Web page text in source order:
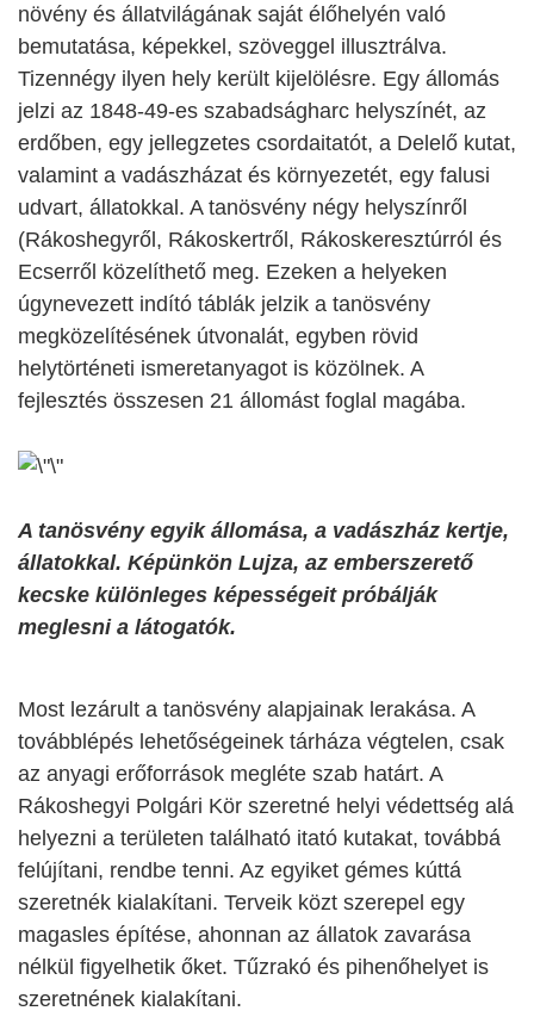
növény és állatvilágának saját élőhelyén való
bemutatása, képekkel, szöveggel illusztrálva.
Tizennégy ilyen hely került kijelölésre. Egy állomás
jelzi az 1848-49-es szabadságharc helyszínét, az
erdőben, egy jellegzetes csordaitatót, a Delelő kutat,
valamint a vadászházat és környezetét, egy falusi
udvart, állatokkal. A tanösvény négy helyszínről
(Rákoshegyről, Rákoskertről, Rákoskeresztúrról és
Ecserről közelíthető meg. Ezeken a helyeken
úgynevezett indító táblák jelzik a tanösvény
megközelítésének útvonalát, egyben rövid
helytörténeti ismeretanyagot is közölnek. A
fejlesztés összesen 21 állomást foglal magába.
A tanösvény egyik állomása, a vadászház kertje,
állatokkal. Képünkön Lujza, az emberszerető
kecske különleges képességeit próbálják
meglesni a látogatók.
Most lezárult a tanösvény alapjainak lerakása. A
továbblépés lehetőségeinek tárháza végtelen, csak
az anyagi erőforrások megléte szab határt. A
Rákoshegyi Polgári Kör szeretné helyi védettség alá
helyezni a területen található itató kutakat, továbbá
felújítani, rendbe tenni. Az egyiket gémes kúttá
szeretnék kialakítani. Terveik közt szerepel egy
magasles építése, ahonnan az állatok zavarása
nélkül figyelhetik őket. Tűzrakó és pihenőhelyet is
szeretnének kialakítani.